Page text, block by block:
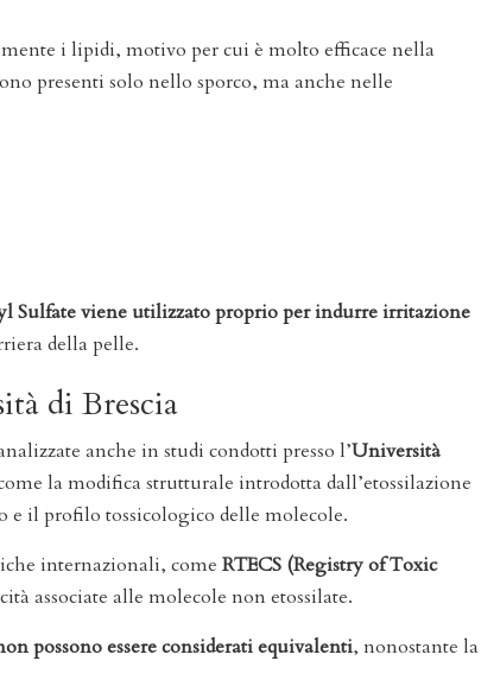
i lipidi, motivo per cui è molto efficace nella
presenti solo nello sporco, ma anche nelle
Sulfate viene utilizzato proprio per indurre irritazione
della pelle.
di Brescia
anche in studi condotti presso l’Università
la modifica strutturale introdotta dall’etossilazione
il profilo tossicologico delle molecole.
internazionali, come RTECS (Registry of Toxic
associate alle molecole non etossilate.
possono essere considerati equivalenti, nonostante la